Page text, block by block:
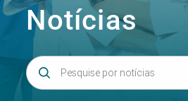
Notícias